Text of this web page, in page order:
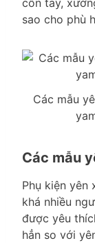
sao cho phù
Các mẫu
Các mẫu
Phụ kiện yên
khá nhiều
được yêu
hẳn so với